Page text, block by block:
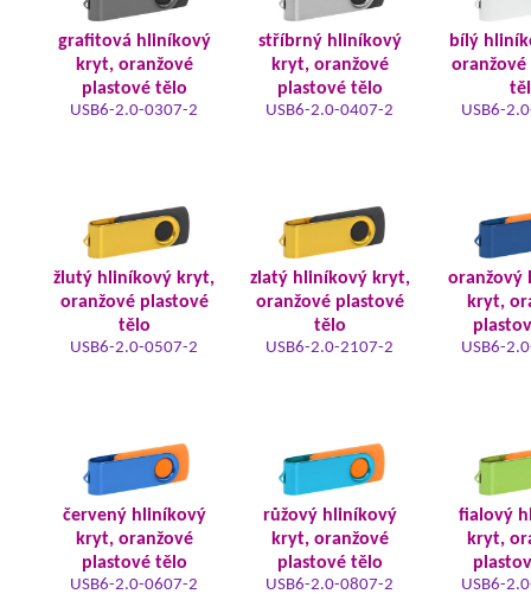
grafitová hliníkový
kryt, oranžové
plastové tělo
USB6-2.0-0307-2
stříbrný hliníkový
kryt, oranžové
plastové tělo
USB6-2.0-0407-2
bílý
oranžové
USB6-
žlutý hliníkový kryt,
oranžové plastové
tělo
USB6-2.0-0507-2
zlatý hliníkový kryt,
oranžové plastové
tělo
USB6-2.0-2107-2
oranžový
kryt,
USB6-
červený hliníkový
kryt, oranžové
plastové tělo
USB6-2.0-0607-2
růžový hliníkový
kryt, oranžové
plastové tělo
USB6-2.0-0807-2
fialový
kryt,
USB6-